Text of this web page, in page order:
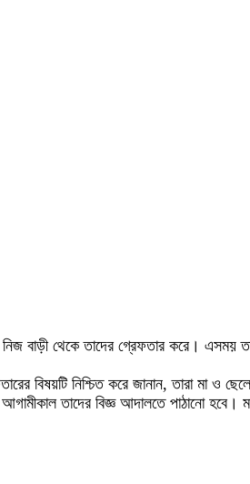
বাড়ী থেকে তাদের গ্রেফতার করে। এসময়
নিশ্চিত করে জানান, তারা মা ও ছেলে
তাদের বিজ্ঞ আদালতে পাঠানো হবে।